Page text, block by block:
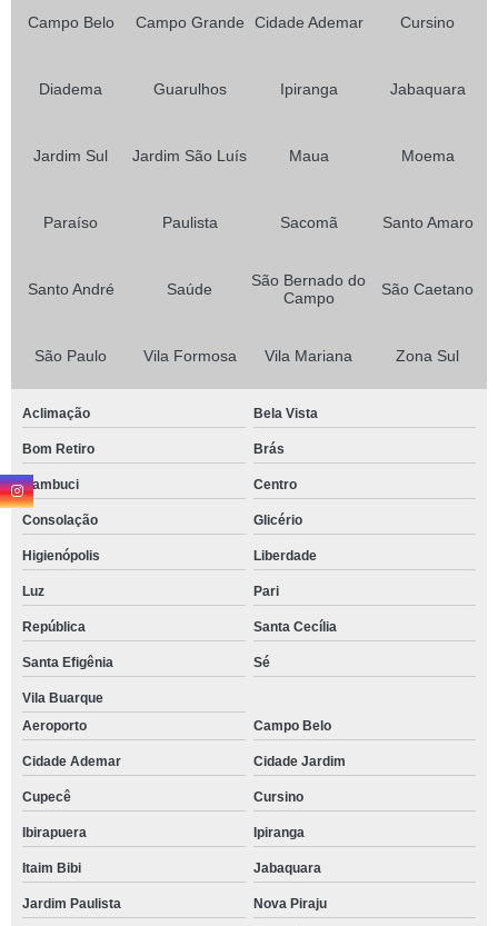
Campo Belo Campo Grande Cidade Ademar Cursino
Diadema Guarulhos Ipiranga Jabaquara
Jardim Sul Jardim São Luís Maua Moema
Paraíso Paulista Sacomã Santo Amaro
Santo André Saúde
São Bernado do
Campo
São Caetano
São Paulo Vila Formosa Vila Mariana Zona Sul
Aclimação Bela Vista
Bom Retiro Brás
Cambuci Centro
Consolação Glicério
Higienópolis Liberdade
Luz Pari
República Santa Cecília
Santa Efigênia Sé
Vila Buarque
Aeroporto
Campo Belo
Cidade Ademar Cidade Jardim
Cupecê Cursino
Ibirapuera Ipiranga
Itaim Bibi Jabaquara
Jardim Paulista Nova Piraju